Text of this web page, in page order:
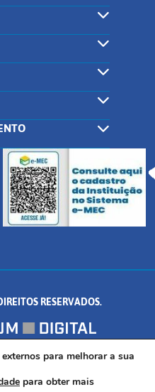
RESERVADOS.
FORMIGA/MG - CEP:
para melhorar a sua
para obter mais